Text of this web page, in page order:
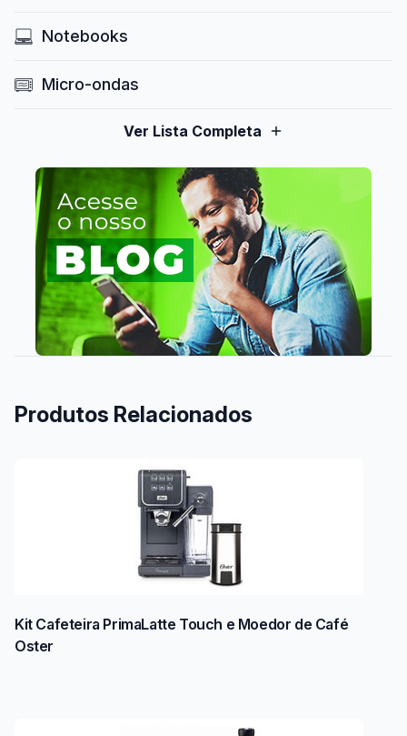
Notebooks
Micro-ondas
Ver Lista Completa
Produtos Relacionados
Kit Cafeteira PrimaLatte Touch e Moedor de Café
Oster